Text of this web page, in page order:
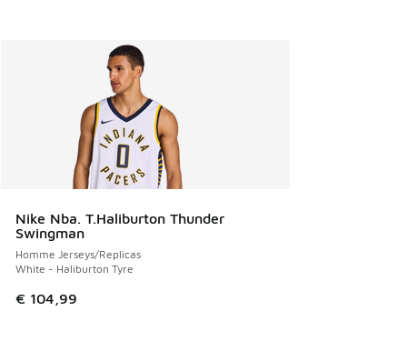
Nike Nba. T.Haliburton Thunder
Swingman
Homme Jerseys/Replicas
White - Haliburton Tyre
€ 104,99